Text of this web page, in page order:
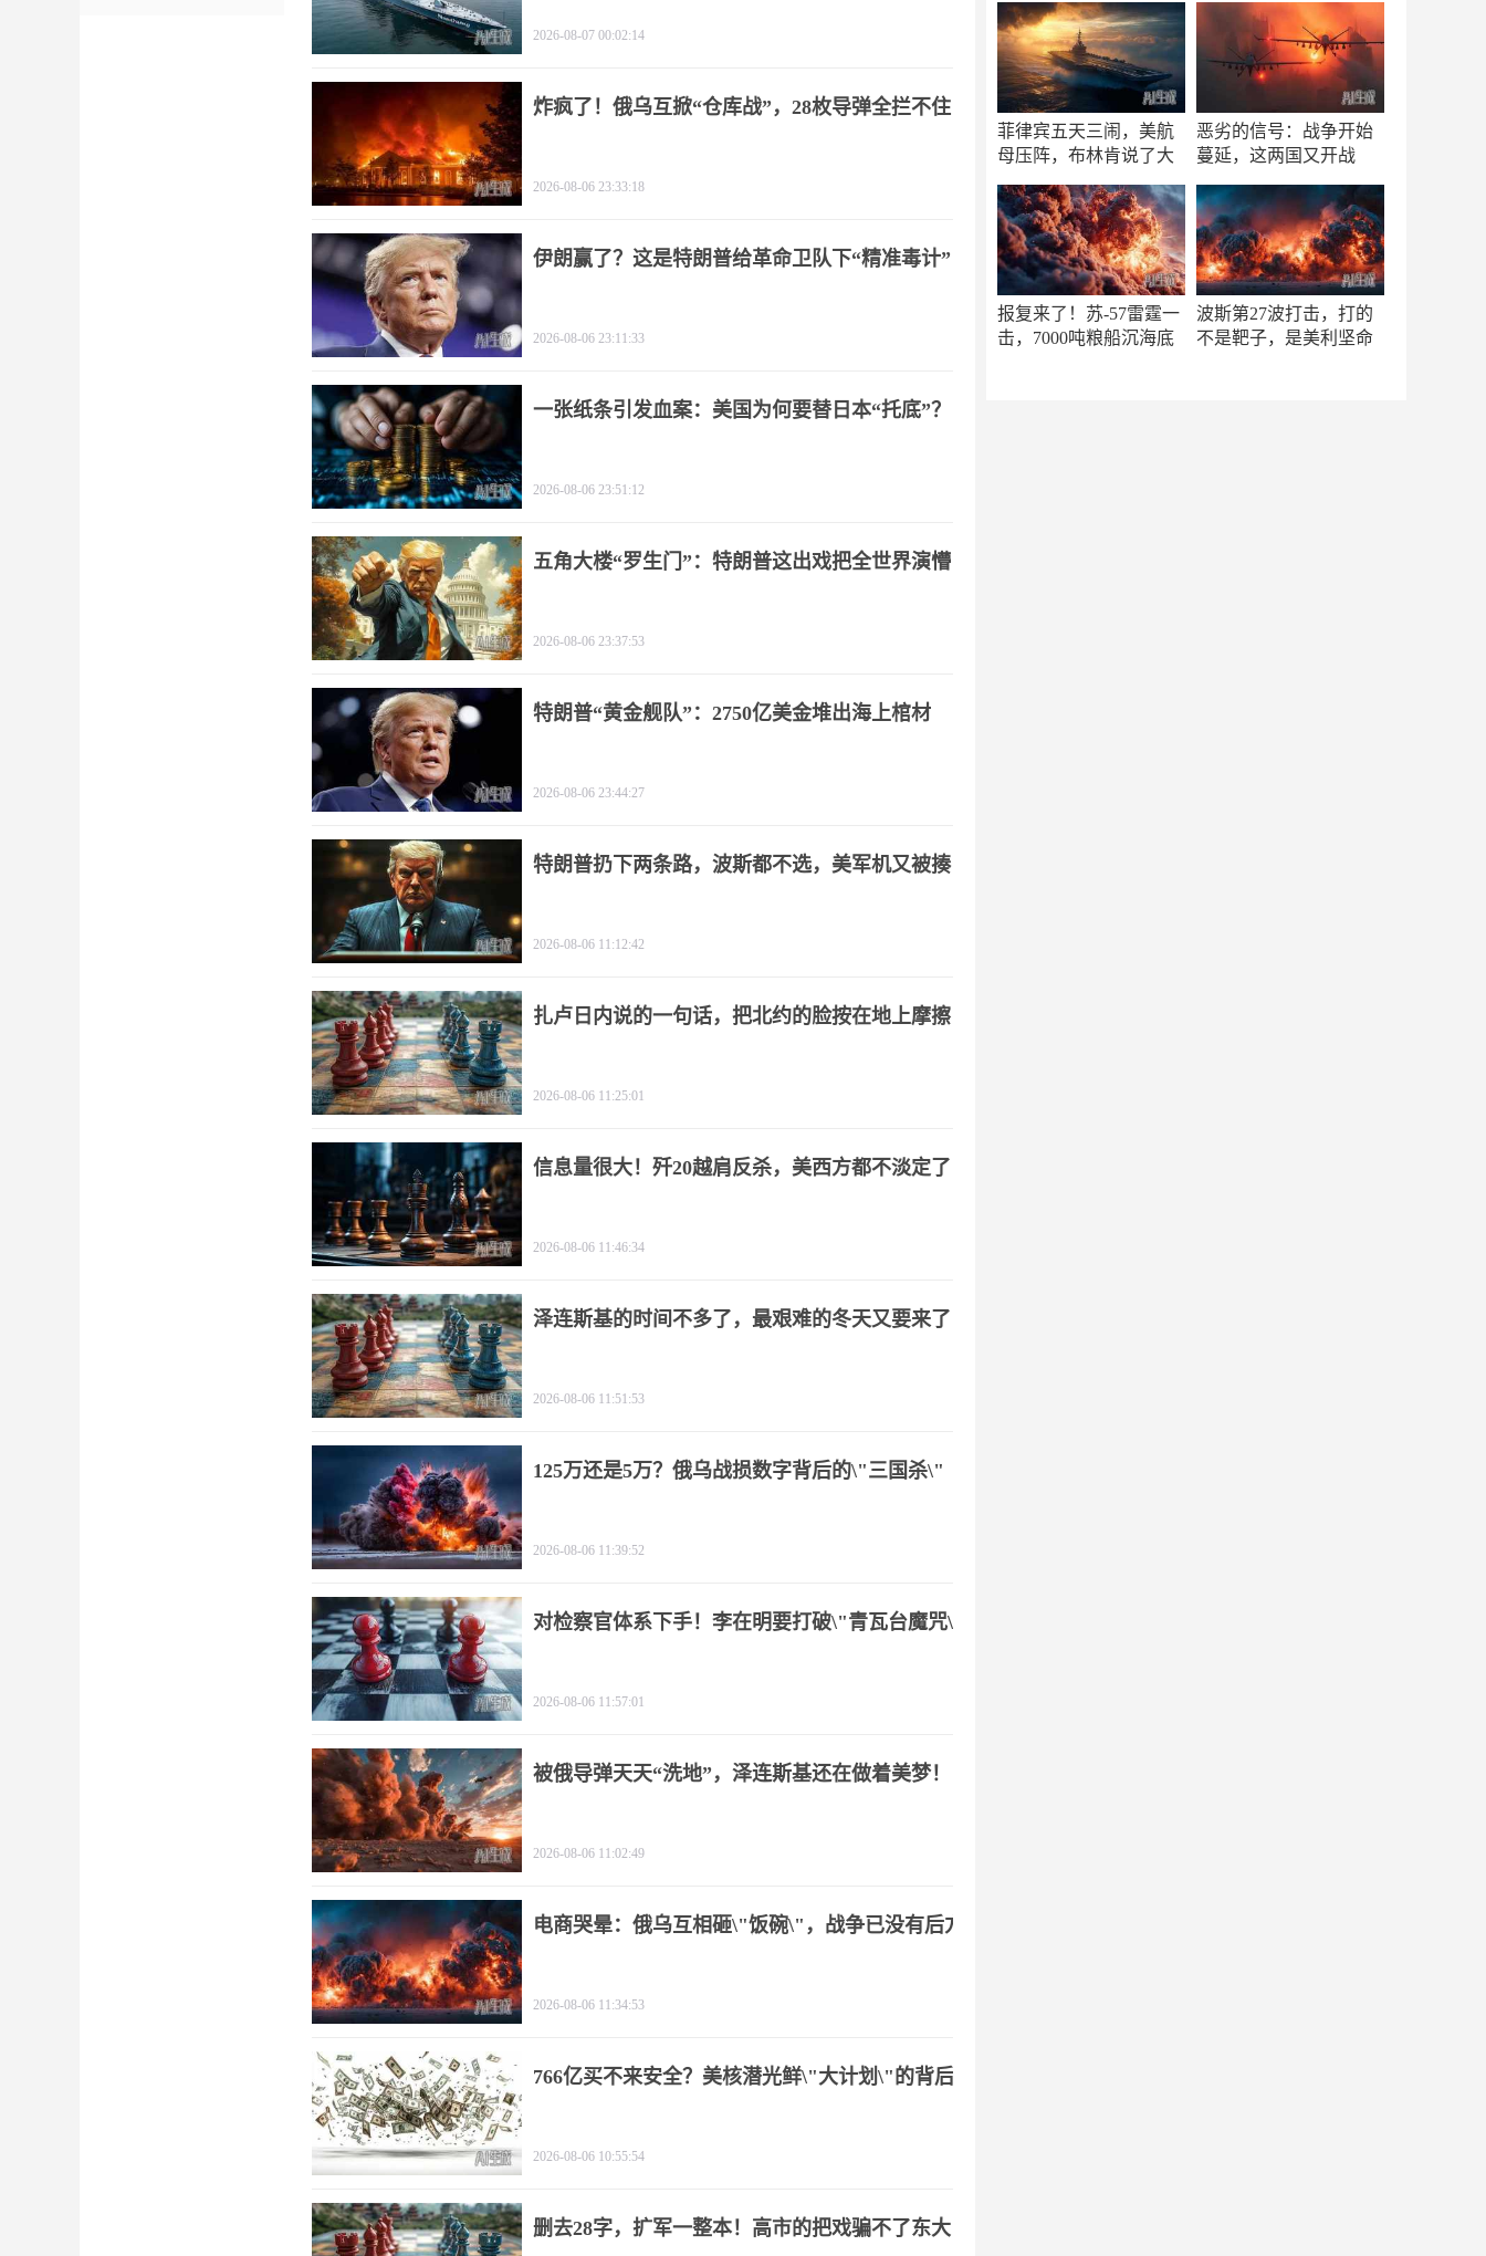
菲律宾五天三闹，美航
母压阵，布林肯说了大
恶劣的信号：战争开始
蔓延，这两国又开战
报复来了！苏-57雷霆一
击，7000吨粮船沉海底
波斯第27波打击，打的
不是靶子，是美利坚命
2026-08-07 00:02:14
炸疯了！俄乌互掀“仓库战”，28枚导弹全拦不住
2026-08-06 23:33:18
伊朗赢了？这是特朗普给革命卫队下“精准毒计”
2026-08-06 23:11:33
一张纸条引发血案：美国为何要替日本“托底”？
2026-08-06 23:51:12
五角大楼“罗生门”：特朗普这出戏把全世界演懵
2026-08-06 23:37:53
特朗普“黄金舰队”：2750亿美金堆出海上棺材
2026-08-06 23:44:27
特朗普扔下两条路，波斯都不选，美军机又被揍
2026-08-06 11:12:42
扎卢日内说的一句话，把北约的脸按在地上摩擦
2026-08-06 11:25:01
信息量很大！歼20越肩反杀，美西方都不淡定了
2026-08-06 11:46:34
泽连斯基的时间不多了，最艰难的冬天又要来了
2026-08-06 11:51:53
125万还是5万？俄乌战损数字背后的\"三国杀\"
2026-08-06 11:39:52
对检察官体系下手！李在明要打破\"青瓦台魔咒\"
2026-08-06 11:57:01
被俄导弹天天“洗地”，泽连斯基还在做着美梦！
2026-08-06 11:02:49
电商哭晕：俄乌互相砸\"饭碗\"，战争已没有后方
2026-08-06 11:34:53
766亿买不来安全？美核潜光鲜\"大计划\"的背后
2026-08-06 10:55:54
删去28字，扩军一整本！高市的把戏骗不了东大